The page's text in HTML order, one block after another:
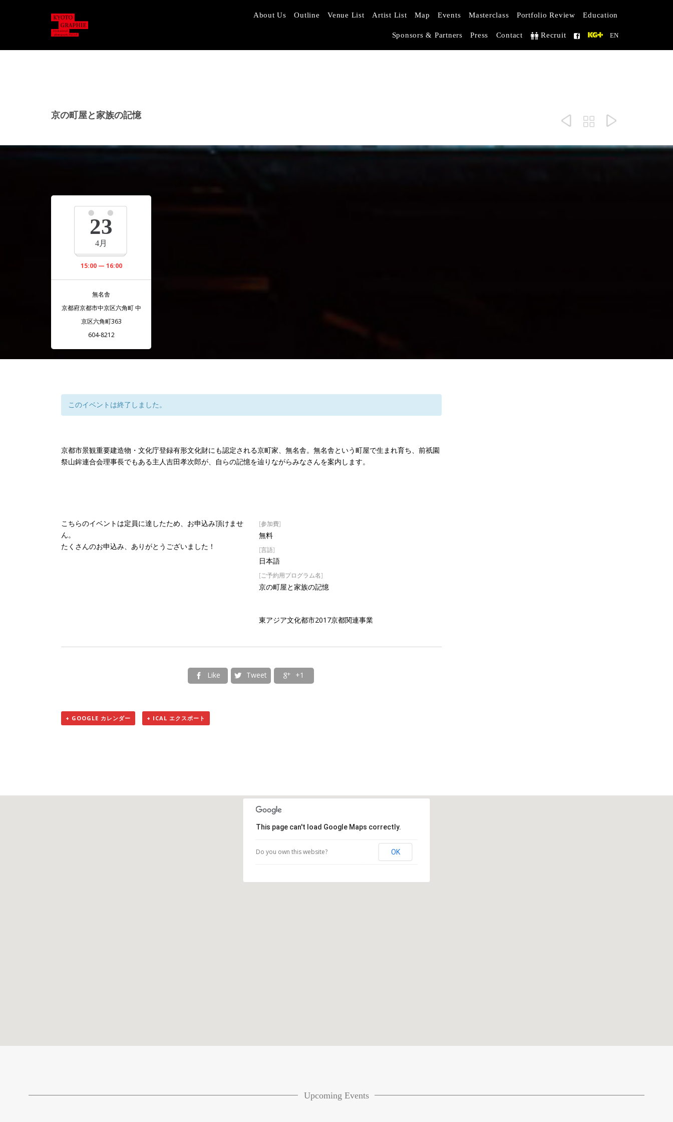
About Us Outline Venue List Artist List Map Events Masterclass Portfolio Review Education
Sponsors & Partners Press Contact  Recruit  EN
京の町屋と家族の記憶   
23
4月
15:00 — 16:00
無名舎
京都府京都市中京区六角町 中
京区六角町363
604-8212
このイベントは終了しました。
京都市景観重要建造物・文化庁登録有形文化財にも認定される京町家、無名舎。無名舎という町屋で生まれ育ち、前祇園
祭山鉾連合会理事長でもある主人吉田孝次郎が、自らの記憶を辿りながらみなさんを案内します。
こちらのイベントは定員に達したため、お申込み頂けませ
ん。
たくさんのお申込み、ありがとうございました！
[参加費]
無料
[言語]
日本語
[ご予約用プログラム名]
京の町屋と家族の記憶
東アジア文化都市2017京都関連事業
 Like  Tweet  +1
+ GOOGLE カレンダー + ICAL エクスポート
This page can't load Google Maps correctly.
Do you own this website? OK
Upcoming Events